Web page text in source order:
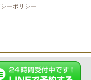
ーポリシー
ック All Rights Reserved.